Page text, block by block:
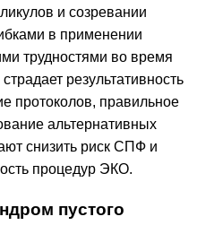
и созревании
в применении
трудностями во время
результативность
протоколов, правильное
альтернативных
снизить риск СПФ и
процедур ЭКО.
пустого